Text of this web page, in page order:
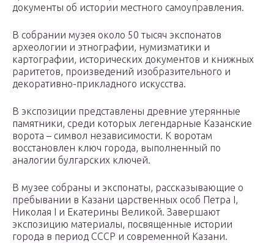
документы об истории местного самоуправления.
В собрании музея около 50 тысяч экспонатов
археологии и этнографии, нумизматики и
картографии, исторических документов и книжных
раритетов, произведений изобразительного и
декоративно-прикладного искусства.
В экспозиции представлены древние утерянные
памятники, среди которых легендарные Казанские
ворота – символ независимости. К воротам
восстановлен ключ города, выполненный по
аналогии булгарских ключей.
В музее собраны и экспонаты, рассказывающие о
пребывании в Казани царственных особ Петра I,
Николая I и Екатерины Великой. Завершают
экспозицию материалы, посвященные истории
города в период СССР и современной Казани.